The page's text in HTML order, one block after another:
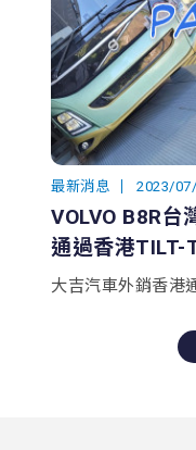
最新消息 2023/
VOLVO B8R台
通過香港TILT-
大吉汽車外銷香港